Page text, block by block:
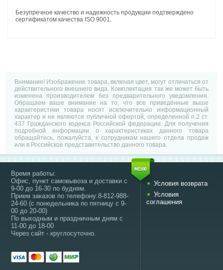
Безупречное качество и надежность продукции подтверждено
сертификатом качества ISO 9001.
Внимание! Изображение товара, включая цвет, могут отличаться от
действительного внешнего вида. Комплектация так же может быть
изменена производителем без предварительного уведомления.
Обращаем ваше внимание на то, что все приведённые выше
характеристики товара носят исключительно информационный
характер и не являются публичной офертой, определенной п.2 ст.
437 Гражданского кодекса Российской федерации. Для получения
подробной информации о характеристиках данного товара
обращайтесь, пожалуйста, к сотрудникам нашего отдела продаж
или в Российское представительство данного товара.
Время работы:
Офис, пункт самовывоза и доставки с
9-00 до 16-30 по будням.
Прием заказов по телефону:8-812-988-
24-60 (с понедельника по пятницу с 9-
00 до 20-00)
По выходным и праздничным дням с
11-00 до 18-00
Через сайт - круглосуточно.
Условия возврата
Условия
соглашения